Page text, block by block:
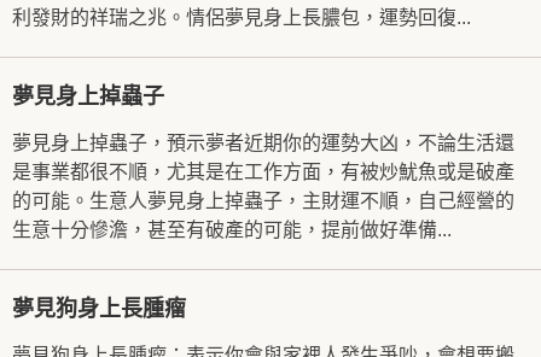
利發財的祥瑞之兆。情侶夢見身上長膿包，運勢回復...
夢見身上掉蟲子
夢見身上掉蟲子，預示夢者近期你的運勢大凶，不論生活還
是事業都很不順，尤其是在工作方面，有被炒魷魚或是破產
的可能。生意人夢見身上掉蟲子，主財運不順，自己經營的
生意十分慘澹，甚至有破產的可能，提前做好準備...
夢見狗身上長腫瘤